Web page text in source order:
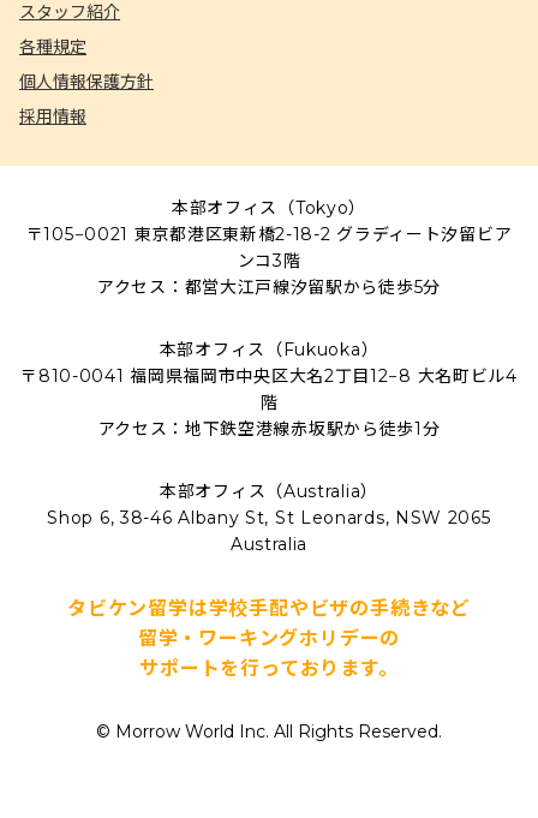
スタッフ紹介
各種規定
個人情報保護方針
採用情報
本部オフィス（Tokyo）
〒105−0021 東京都港区東新橋2-18-2 グラディート汐留ビア
ンコ3階
アクセス：都営大江戸線汐留駅から徒歩5分
本部オフィス（Fukuoka）
〒810-0041 福岡県福岡市中央区大名2丁目12−8 大名町ビル4
階
アクセス：地下鉄空港線赤坂駅から徒歩1分
本部オフィス（Australia）
Shop 6, 38-46 Albany St, St Leonards, NSW 2065
Australia
タビケン留学は学校手配やビザの手続きなど
留学・ワーキングホリデーの
サポートを行っております。
© Morrow World Inc. All Rights Reserved.